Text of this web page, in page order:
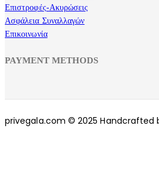
Επιστροφές-Ακυρώσεις
Ασφάλεια Συναλλαγών
Επικοινωνία
PAYMENT METHODS
privegala.com © 2025 Handcrafted